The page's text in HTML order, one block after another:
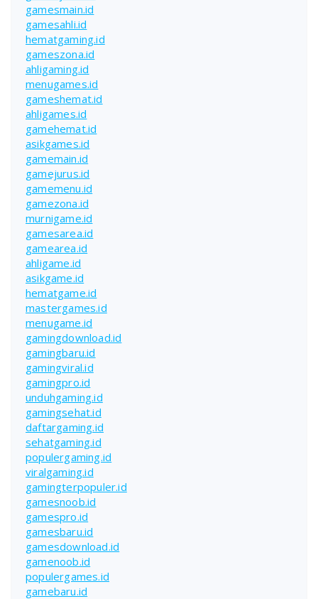
gamesmain.id
gamesahli.id
hematgaming.id
gameszona.id
ahligaming.id
menugames.id
gameshemat.id
ahligames.id
gamehemat.id
asikgames.id
gamemain.id
gamejurus.id
gamemenu.id
gamezona.id
murnigame.id
gamesarea.id
gamearea.id
ahligame.id
asikgame.id
hematgame.id
mastergames.id
menugame.id
gamingdownload.id
gamingbaru.id
gamingviral.id
gamingpro.id
unduhgaming.id
gamingsehat.id
daftargaming.id
sehatgaming.id
populergaming.id
viralgaming.id
gamingterpopuler.id
gamesnoob.id
gamespro.id
gamesbaru.id
gamesdownload.id
gamenoob.id
populergames.id
gamebaru.id